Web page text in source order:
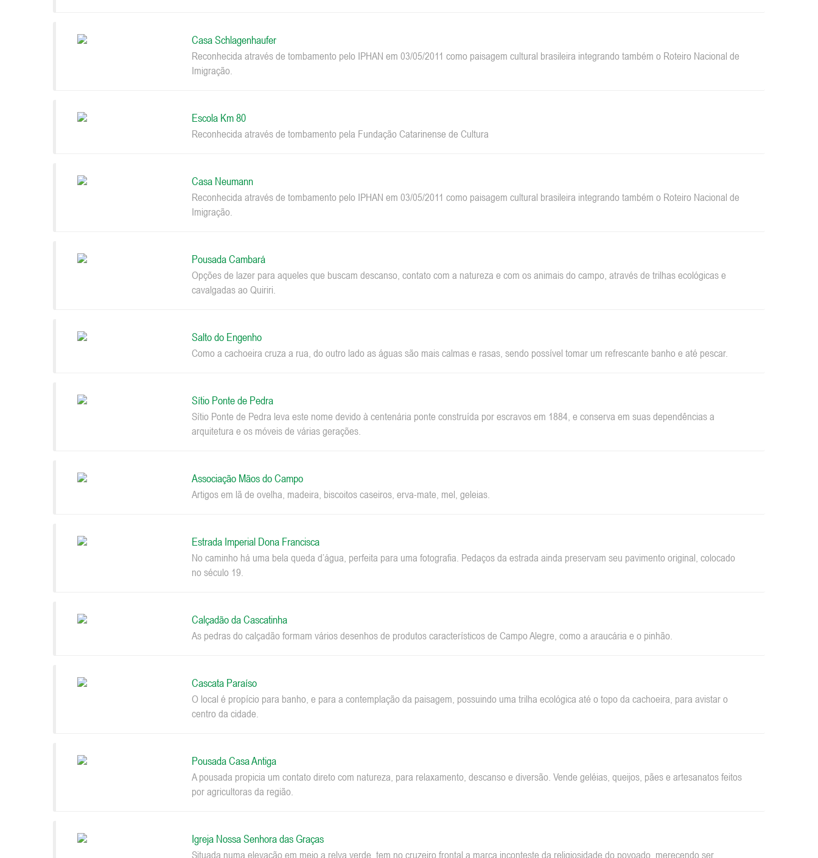
Casa Schlagenhaufer
Reconhecida através de tombamento pelo IPHAN em 03/05/2011 como paisagem cultural brasileira integrando também o Roteiro Nacional de
Imigração.
Escola Km 80
Reconhecida através de tombamento pela Fundação Catarinense de Cultura
Casa Neumann
Reconhecida através de tombamento pelo IPHAN em 03/05/2011 como paisagem cultural brasileira integrando também o Roteiro Nacional de
Imigração.
Pousada Cambará
Opções de lazer para aqueles que buscam descanso, contato com a natureza e com os animais do campo, através de trilhas ecológicas e
cavalgadas ao Quiriri.
Salto do Engenho
Como a cachoeira cruza a rua, do outro lado as águas são mais calmas e rasas, sendo possível tomar um refrescante banho e até pescar.
Sítio Ponte de Pedra
Sítio Ponte de Pedra leva este nome devido à centenária ponte construída por escravos em 1884, e conserva em suas dependências a
arquitetura e os móveis de várias gerações.
Associação Mãos do Campo
Artigos em lã de ovelha, madeira, biscoitos caseiros, erva-mate, mel, geleias.
Estrada Imperial Dona Francisca
No caminho há uma bela queda d’água, perfeita para uma fotografia. Pedaços da estrada ainda preservam seu pavimento original, colocado
no século 19.
Calçadão da Cascatinha
As pedras do calçadão formam vários desenhos de produtos característicos de Campo Alegre, como a araucária e o pinhão.
Cascata Paraíso
O local é propício para banho, e para a contemplação da paisagem, possuindo uma trilha ecológica até o topo da cachoeira, para avistar o
centro da cidade.
Pousada Casa Antiga
A pousada propicia um contato direto com natureza, para relaxamento, descanso e diversão. Vende geléias, queijos, pães e artesanatos feitos
por agricultoras da região.
Igreja Nossa Senhora das Graças
Situada numa elevação em meio a relva verde, tem no cruzeiro frontal a marca inconteste da religiosidade do povoado, merecendo ser